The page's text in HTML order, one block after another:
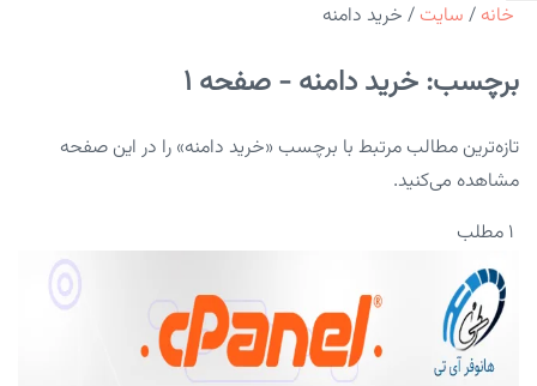
خانه / سایت / خرید دامنه
برچسب: خرید دامنه - صفحه 1
تازه‌ترین مطالب مرتبط با برچسب «خرید دامنه» را در این صفحه
مشاهده می‌کنید.
۱ مطلب